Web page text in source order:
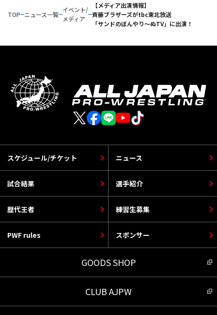
TOP ニュース一覧
イベント/
メディア
【メディア出演情報】
斉藤ブラザーズがtbc東北放送
「サンドのぼんやり～ぬTV」に出演！
スケジュール/チケット
選手紹介
PWF rules
ニュース
歴代王者
スポンサー
試合結果
練習生募集
GOODS SHOP
CLUB AJPW